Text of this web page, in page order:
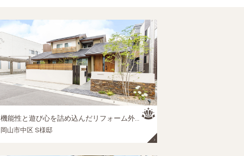
機能性と遊び心を詰め込んだリフォーム外構 劇的ビフォー＆アフター！
岡山市中区 S様邸